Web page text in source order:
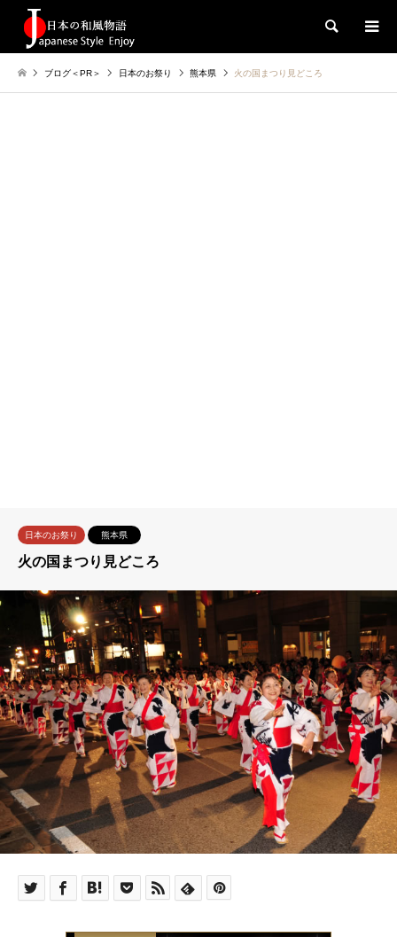
検索
ブログ＜PR＞ 日本のお祭り 熊本県 火の国まつり見どころ
日本のお祭り 熊本県
火の国まつり見どころ